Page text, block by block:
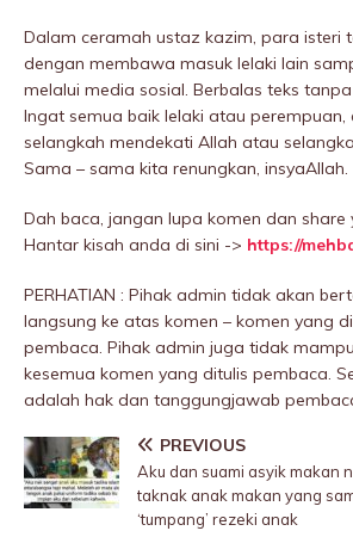
Dalam ceramah ustaz kazim, para isteri
dengan membawa masuk lelaki lain
melalui media sosiaI. BerbaIas teks
Ingat semua baik lelaki atau perempuan,
selangkah mendekati Allah atau
Sama – sama kita renungkan, insyaAllah.
Dah baca, jangan lupa komen dan share
Hantar kisah anda di sini -> https://
PERHATIAN : Pihak admin tidak akan
langsung ke atas komen – komen yang
pembaca. Pihak admin juga tidak
kesemua komen yang ditulis pembaca.
adalah hak dan tanggungjawab
PREVIOUS
Aku dan suami asyik makan
taknak anak makan yang
‘tumpang’ rezeki anak